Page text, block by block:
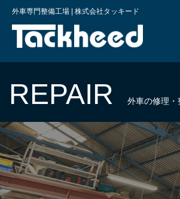
外車専門整備工場 | 株式会社タッキード
横
REPAIR 外車の修理・